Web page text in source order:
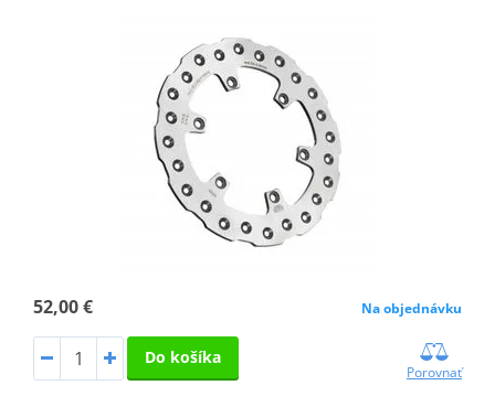
52,00 € Na objednávku
Do košíka
Porovnať